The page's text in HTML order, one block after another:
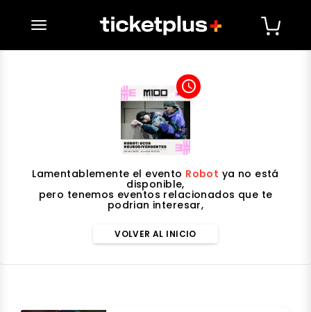
desplegar navegación
access_time
Lamentablemente el evento Robot ya no está
disponible,
pero tenemos eventos relacionados que te
podrian interesar,
VOLVER AL INICIO